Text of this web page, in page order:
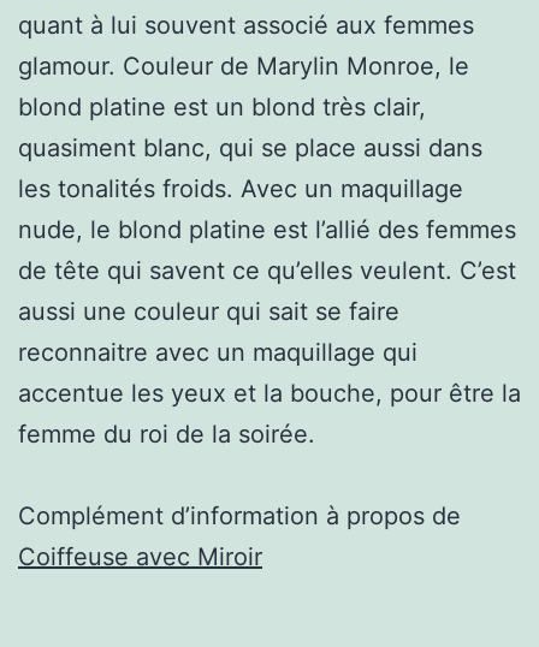
quant à lui souvent associé aux femmes
glamour. Couleur de Marylin Monroe, le
blond platine est un blond très clair,
quasiment blanc, qui se place aussi dans
les tonalités froids. Avec un maquillage
nude, le blond platine est l’allié des femmes
de tête qui savent ce qu’elles veulent. C’est
aussi une couleur qui sait se faire
reconnaitre avec un maquillage qui
accentue les yeux et la bouche, pour être la
femme du roi de la soirée.
Complément d’information à propos de
Coiffeuse avec Miroir